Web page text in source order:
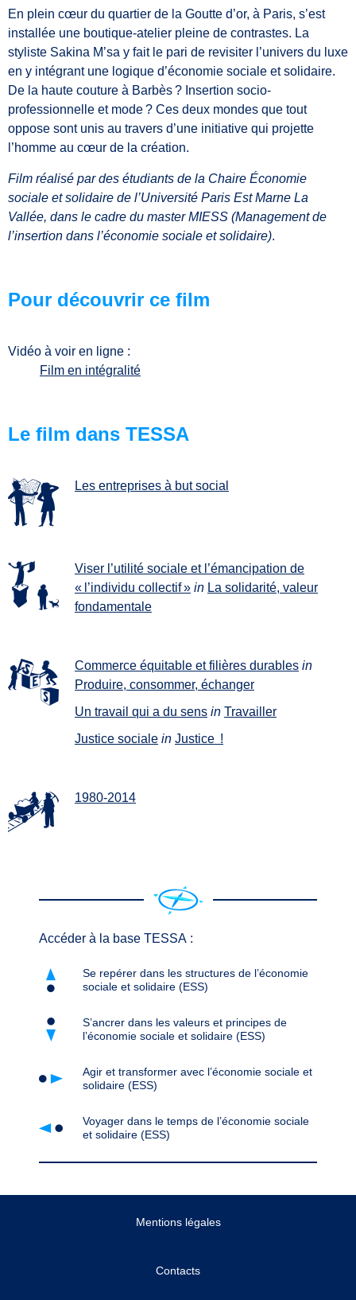
En plein cœur du quartier de la Goutte d’or, à Paris, s’est
installée une boutique-atelier pleine de contrastes. La
styliste Sakina M’sa y fait le pari de revisiter l’univers du luxe
en y intégrant une logique d’économie sociale et solidaire.
De la haute couture à Barbès ? Insertion socio-
professionnelle et mode ? Ces deux mondes que tout
oppose sont unis au travers d’une initiative qui projette
l’homme au cœur de la création.
Film réalisé par des étudiants de la Chaire Économie
sociale et solidaire de l’Université Paris Est Marne La
Vallée, dans le cadre du master MIESS (Management de
l’insertion dans l’économie sociale et solidaire).
Pour découvrir ce film
Vidéo à voir en ligne :
Film en intégralité
Le film dans TESSA
Les entreprises à but social
Viser l’utilité sociale et l’émancipation de
« l’individu collectif » in La solidarité, valeur
fondamentale
Commerce équitable et filières durables in
Produire, consommer, échanger
Un travail qui a du sens in Travailler
Justice sociale in Justice !
1980-2014
Accéder à la base TESSA :
Se repérer dans les structures de l’économie
sociale et solidaire (ESS)
S’ancrer dans les valeurs et principes de
l’économie sociale et solidaire (ESS)
Agir et transformer avec l’économie sociale et
solidaire (ESS)
Voyager dans le temps de l’économie sociale
et solidaire (ESS)
Mentions légales
Contacts